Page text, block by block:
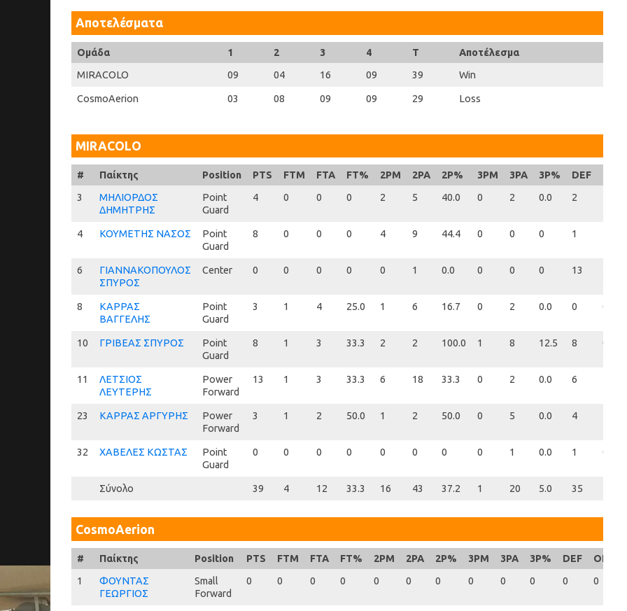
Αποτελέσματα
Ομάδα 1 2 3 4 T
Αποτέλεσμα
MIRACOLO
09 04 16 09 39 Win
CosmoAerion 03 08 09 09 29 Loss
MIRACOLO
#
3
4
6
8
10
11
23
32
# Παίκτης Position PTS FTM FTA FT% 2PM 2PA 2P% 3PM 3PA 3P% DEF
3
ΜΗΛΙΟΡΔΟΣ
ΔΗΜΗΤΡΗΣ
Point
Guard
4 0 0 0 2 5 40.0 0 2 0.0 2
4 ΚΟΥΜΕΤΗΣ ΝΑΣΟΣ
Point
Guard
8 0 0 0 4 9 44.4 0 0 0 1
6
ΓΙΑΝΝΑΚΟΠΟΥΛΟΣ
ΣΠΥΡΟΣ
Center 0 0 0 0 0 1 0.0 0 0 0 13
8
ΚΑΡΡΑΣ
ΒΑΓΓΕΛΗΣ
Point
Guard
3 1 4 25.0 1 6 16.7 0 2 0.0 0 0
10 ΓΡΙΒΕΑΣ ΣΠΥΡΟΣ
Point
Guard
8 1 3 33.3 2 2 100.0 1 8 12.5 8 0
11
ΛΕΤΣΙΟΣ
ΛΕΥΤΕΡΗΣ
Power
Forward
13 1 3 33.3 6 18 33.3 0 2 0.0 6
23 ΚΑΡΡΑΣ ΑΡΓΥΡΗΣ
Power
Forward
3 1 2 50.0 1 2 50.0 0 5 0.0 4
32 ΧΑΒΕΛΕΣ ΚΩΣΤΑΣ
Point
Guard
0 0 0 0 0 0 0 0 1 0.0 1 0
Σύνολο 39 4 12 33.3 16 43 37.2 1 20 5.0 35
CosmoAerion
#
1
# Παίκτης Position PTS FTM FTA FT% 2PM 2PA 2P% 3PM 3PA 3P% DEF OFF
1
ΦΟΥΝΤΑΣ
ΓΕΩΡΓΙΟΣ
Small
Forward
0 0 0 0 0 0 0 0 0 0 0 0